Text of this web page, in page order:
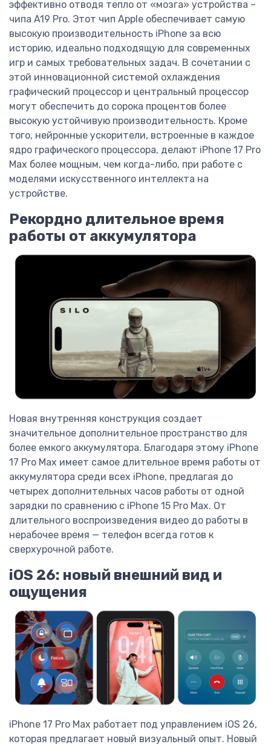
эффективно отводя тепло от «мозга» устройства –
чипа A19 Pro. Этот чип Apple обеспечивает самую
высокую производительность iPhone за всю
историю, идеально подходящую для современных
игр и самых требовательных задач. В сочетании с
этой инновационной системой охлаждения
графический процессор и центральный процессор
могут обеспечить до сорока процентов более
высокую устойчивую производительность. Кроме
того, нейронные ускорители, встроенные в каждое
ядро графического процессора, делают iPhone 17 Pro
Max более мощным, чем когда-либо, при работе с
моделями искусственного интеллекта на
устройстве.
Рекордно длительное время
работы от аккумулятора
Новая внутренняя конструкция создает
значительное дополнительное пространство для
более емкого аккумулятора. Благодаря этому iPhone
17 Pro Max имеет самое длительное время работы от
аккумулятора среди всех iPhone, предлагая до
четырех дополнительных часов работы от одной
зарядки по сравнению с iPhone 15 Pro Max. От
длительного воспроизведения видео до работы в
нерабочее время — телефон всегда готов к
сверхурочной работе.
iOS 26: новый внешний вид и
ощущения
iPhone 17 Pro Max работает под управлением iOS 26,
которая предлагает новый визуальный опыт. Новый